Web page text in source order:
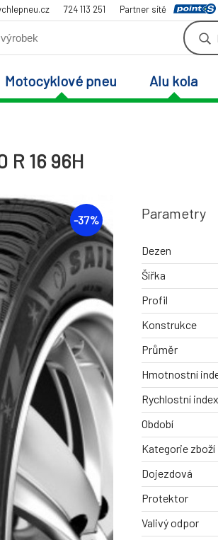
724 113 251 Partner sítě
Motocyklové pneu Alu kola
R 16 96H
-37% Parametry
Dezen
Šířka
Profil
Konstrukce
Průměr
Hmotnostní
Rychlostní index
Období
Kategorie zboží
Dojezdová
Protektor
Valivý odpor